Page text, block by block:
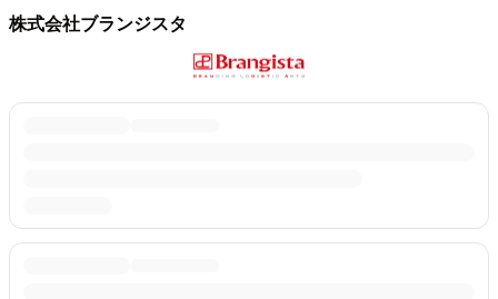
株式会社ブランジスタ